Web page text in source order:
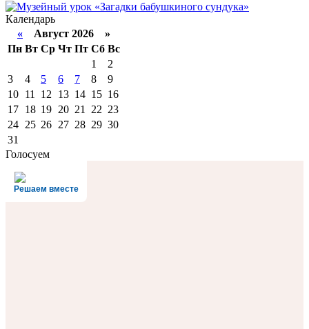
Календарь
« Август 2026 »
Пн Вт Ср Чт Пт Сб Вс
1
2
3
4 5 6 7 8
9
10 11 12 13 14 15 16
17 18 19 20 21 22 23
24 25 26 27 28 29 30
31
Голосуем
Решаем вместе